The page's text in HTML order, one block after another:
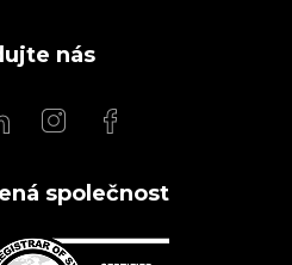
nás
společnost